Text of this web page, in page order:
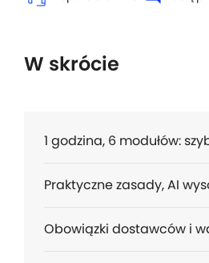
W skrócie
1 godzina, 6 modułów:
Praktyczne zasady, AI
Obowiązki dostawców i